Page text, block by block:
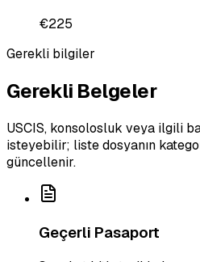
€225
Gerekli bilgiler
Gerekli Belgeler
USCIS, konsolosluk veya ilgili
isteyebilir; liste dosyanın
güncellenir.
Geçerli Pasaport